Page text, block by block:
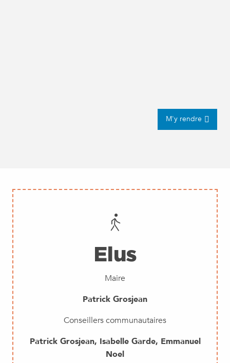
M'y rendre
Elus
Maire
Patrick Grosjean
Conseillers communautaires
Patrick Grosjean, Isabelle Garde, Emmanuel
Noel